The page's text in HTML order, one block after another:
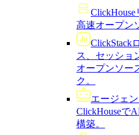
ClickHouse
高速オープン
ClickStack
ス、セッショ
オープンソー
ク。
エージェ
ClickHouseで
構築。